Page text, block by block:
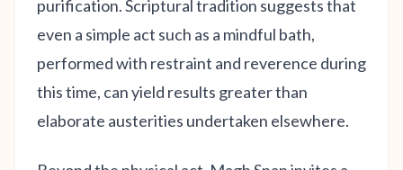
purification. Scriptural tradition suggests that
even a simple act such as a mindful bath,
performed with restraint and reverence during
this time, can yield results greater than
elaborate austerities undertaken elsewhere.